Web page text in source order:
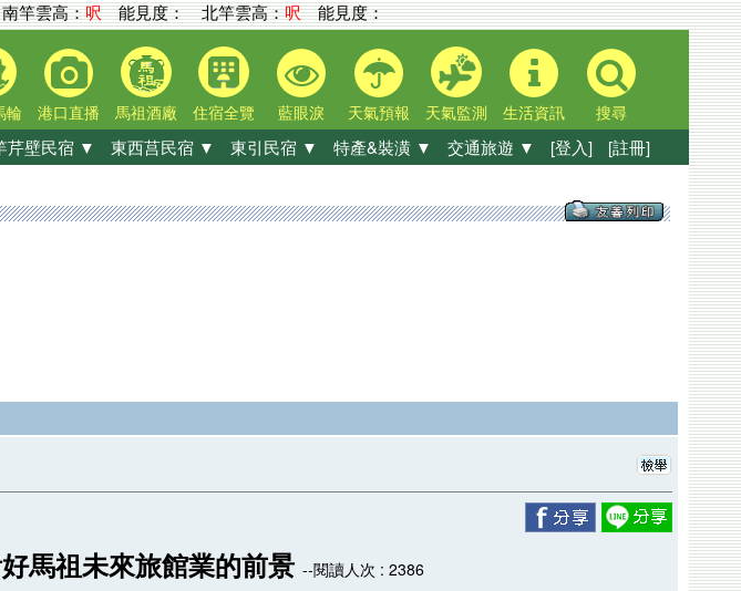
南竿雲高：呎能見度：北竿雲高：呎能見度：
輪 港口直播 馬祖酒廠 住宿全覽 藍眼淚 天氣預報 天氣監測 生活資訊 搜尋
芹壁民宿 ▼ 東西莒民宿 ▼ 東引民宿 ▼ 特產&裝潢 ▼ 交通旅遊 ▼ [登入] [註冊]
馬祖未來旅館業的前景 --閱讀人次 : 2386